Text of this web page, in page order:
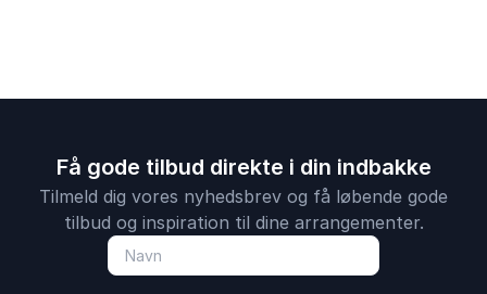
Få gode tilbud direkte i din indbakke
Tilmeld dig vores nyhedsbrev og få løbende gode
tilbud og inspiration til dine arrangementer.